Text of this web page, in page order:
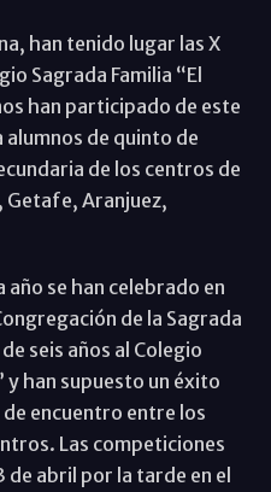
han tenido lugar las X
Sagrada Familia “El
han participado de este
de quinto de
de los centros de
Getafe, Aranjuez,
se han celebrado en
de la Sagrada
seis años al Colegio
y han supuesto un éxito
encuentro entre los
Las competiciones
de abril por la tarde en el